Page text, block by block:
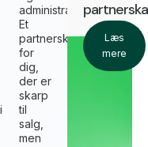
administration.
Et
partnerskab
for
dig,
der er
skarp
til
salg,
men
Læs
mere